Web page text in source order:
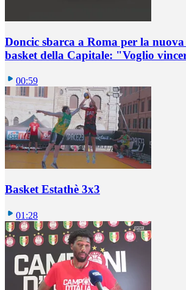
Doncic sbarca a Roma per la
basket della Capitale: "Voglio
00:59
Basket Estathè 3x3
01:28